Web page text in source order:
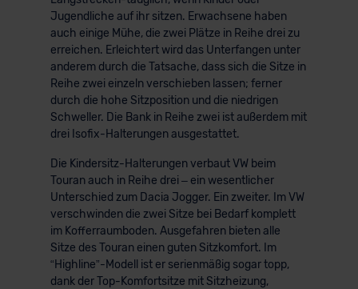
Jugendliche auf ihr sitzen. Erwachsene haben
auch einige Mühe, die zwei Plätze in Reihe drei zu
erreichen. Erleichtert wird das Unterfangen unter
anderem durch die Tatsache, dass sich die Sitze in
Reihe zwei einzeln verschieben lassen; ferner
durch die hohe Sitzposition und die niedrigen
Schweller. Die Bank in Reihe zwei ist außerdem mit
drei Isofix-Halterungen ausgestattet.
Die Kindersitz-Halterungen verbaut VW beim
Touran auch in Reihe drei – ein wesentlicher
Unterschied zum Dacia Jogger. Ein zweiter. Im VW
verschwinden die zwei Sitze bei Bedarf komplett
im Kofferraumboden. Ausgefahren bieten alle
Sitze des Touran einen guten Sitzkomfort. Im
“Highline”-Modell ist er serienmäßig sogar topp,
dank der Top-Komfortsitze mit Sitzheizung,